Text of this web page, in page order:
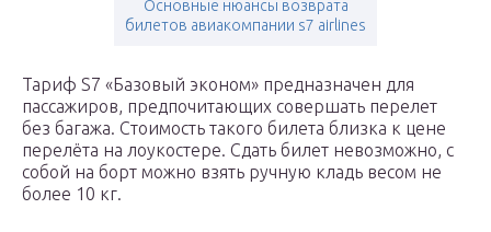
Основные нюансы возврата
билетов авиакомпании s7 airlines
Тариф S7 «Базовый эконом» предназначен для
пассажиров, предпочитающих совершать перелет
без багажа. Стоимость такого билета близка к цене
перелёта на лоукостере. Сдать билет невозможно, с
собой на борт можно взять ручную кладь весом не
более 10 кг.